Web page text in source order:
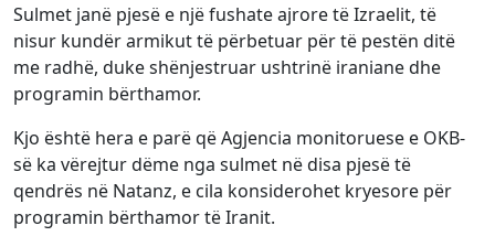
Sulmet janë pjesë e një fushate ajrore të Izraelit, të
nisur kundër armikut të përbetuar për të pestën ditë
me radhë, duke shënjestruar ushtrinë iraniane dhe
programin bërthamor.
Kjo është hera e parë që Agjencia monitoruese e OKB-
së ka vërejtur dëme nga sulmet në disa pjesë të
qendrës në Natanz, e cila konsiderohet kryesore për
programin bërthamor të Iranit.